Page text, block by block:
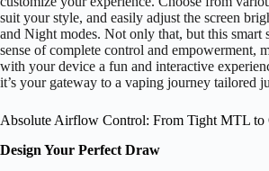
suit your style, and easily adjust the screen
and Night modes. Not only that, but this smart
sense of complete control and empowerment,
with your device a fun and interactive
it’s your gateway to a vaping journey tailored
Absolute Airflow Control: From Tight MTL to
Design Your Perfect Draw